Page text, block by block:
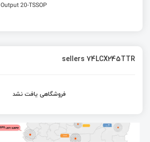
20-TSSOP
sellers 74LCX245TTR
فروشگاهی یافت نشد